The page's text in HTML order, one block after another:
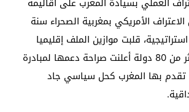
الأمريكي بمغربية الصحراء سنة
استراتيجية، قلبت موازين الملف إقليميا
ودوليا، ودعمته أكثر من 80 دولة أعلنت صراحة دعمها لمبادرة
تقدم بها المغرب كحل سياسي جاد